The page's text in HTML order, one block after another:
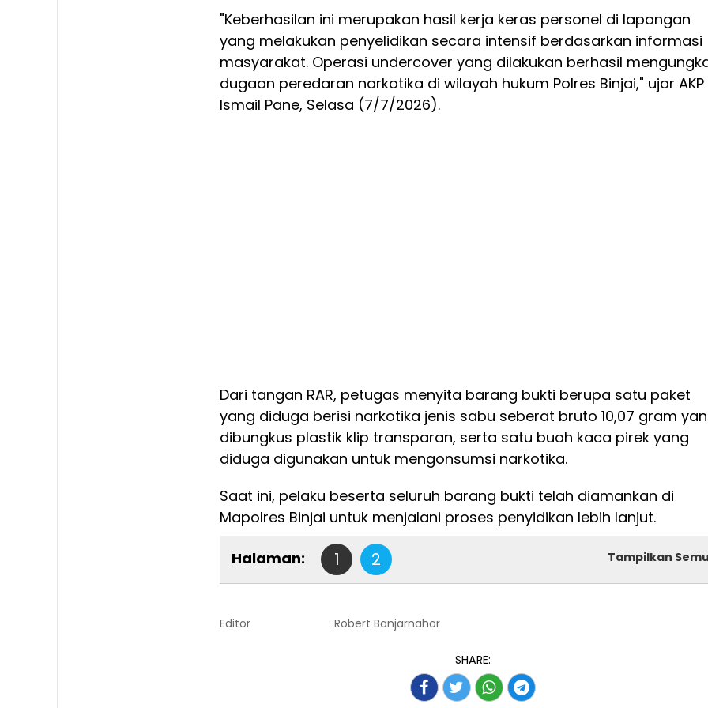
"Keberhasilan ini merupakan hasil kerja keras personel di lapangan
yang melakukan penyelidikan secara intensif berdasarkan informasi
masyarakat. Operasi undercover yang dilakukan berhasil
dugaan peredaran narkotika di wilayah hukum Polres Binjai," ujar AKP
Ismail Pane, Selasa (7/7/2026).
Dari tangan RAR, petugas menyita barang bukti berupa satu paket
yang diduga berisi narkotika jenis sabu seberat bruto 10,07 gram
dibungkus plastik klip transparan, serta satu buah kaca pirek yang
diduga digunakan untuk mengonsumsi narkotika.
Saat ini, pelaku beserta seluruh barang bukti telah diamankan di
Mapolres Binjai untuk menjalani proses penyidikan lebih lanjut.
Halaman: 1 2 Tampilkan
Editor : Robert Banjarnahor
SHARE: